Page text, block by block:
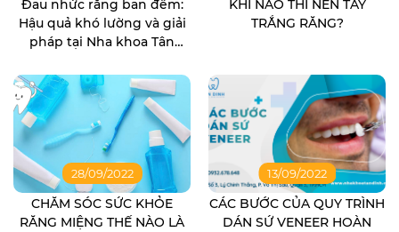
Đau nhức răng ban đêm:
Hậu quả khó lường và giải
pháp tại Nha khoa Tân
KHI NÀO THÌ NÊN TẨY
TRẮNG RĂNG?
28/09/2022
CHĂM SÓC SỨC KHỎE
RĂNG MIỆNG THẾ NÀO LÀ
13/09/2022
CÁC BƯỚC CỦA QUY TRÌNH
DÁN SỨ VENEER HOÀN